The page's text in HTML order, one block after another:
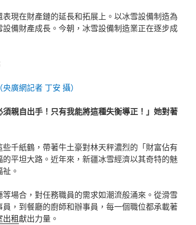
現在財產鏈的延長和拓展上。以冰雪設備制造為
備財產成長。今朝，冰雪設備制造業正在逐步成
廣網記者 丁安 攝）
親自出手！只有我能將這種失衡導正！」她對著
千紙鶴，帶著牛土豪對林天秤濃烈的「財富佔有
平坦大路。近年來，新疆冰雪經濟以其奇特的魅
。
場合，對任務職員的需求如潮流般涌來。從滑雪
，到餐廳的廚師和辦事員，每一個職位都承載著
出租獻出力量。